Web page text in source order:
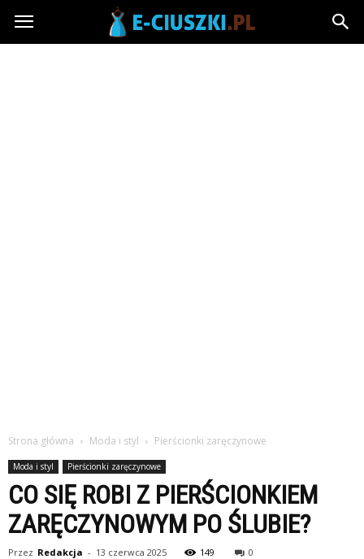
Strona główna Moda i styl Pierścionki zaręczynowe
Moda i styl Pierścionki zaręczynowe
CO SIĘ ROBI Z PIERŚCIONKIEM
ZARĘCZYNOWYM PO ŚLUBIE?
Przez Redakcja - 13 czerwca 2025 149 0